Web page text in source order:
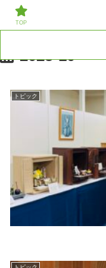
草加/川口での葬儀、家族
にも対応いたします。
2025-10
トピック
TOP